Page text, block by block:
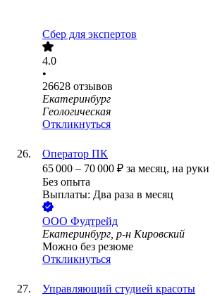
Сбер для экспертов
4.0
•
26628 отзывов
Екатеринбург
Геологическая
Откликнуться
Оператор ПК
65 000 – 70 000 ₽ за месяц, на руки
Без опыта
Выплаты: Два раза в месяц
ООО Фудтрейд
Екатеринбург, р-н Кировский
Можно без резюме
Откликнуться
Управляющий студией красоты